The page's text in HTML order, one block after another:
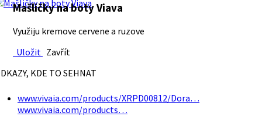
Mašličky na boty Viava
Využiju kremove cervene a ruzove
Uložit Zavřít
KDE TO SEHNAT
www.vivaia.com/products/XRPD00812/Dora…
www.vivaia.com/products…